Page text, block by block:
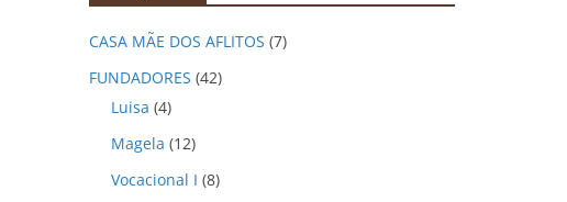
v
o
CASA MÃE DOS AFLITOS (7)
FUNDADORES (42)
Luisa (4)
Magela (12)
Vocacional I (8)